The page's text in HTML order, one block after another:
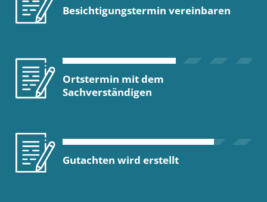
Besichtigungstermin vereinbaren
Ortstermin mit dem
Sachverständigen
Gutachten wird erstellt